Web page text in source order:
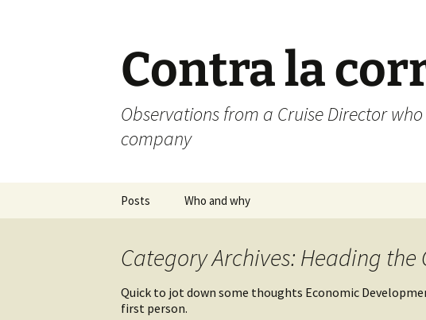
Contra la
Observations from a Cruise Director
company
Posts Who and why
Category Archives: Heading the
Quick to jot down some thoughts Economic
first person.